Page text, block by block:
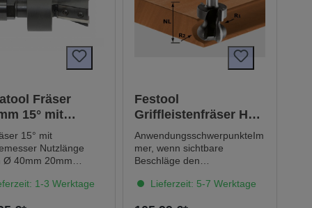
Fräser
15° mit
20mm
LTA1022
15° mit
Nutzlänge
Ø 40mm 20mm
1-3 Werktage
Festool
Griffleistenfräser HW
S8 D22/16/R2,5+6
AnwendungsschwerpunkteIm
mer, wenn sichtbare
Beschläge den
Werkstücks stören würden,
Lieferzeit: 5-7 Werktage